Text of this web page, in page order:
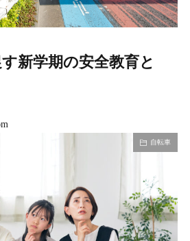
新学期の安全教育と
自転車